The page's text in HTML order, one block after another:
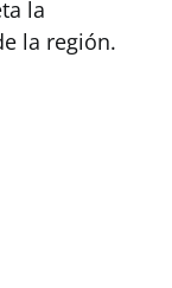
la
la región.